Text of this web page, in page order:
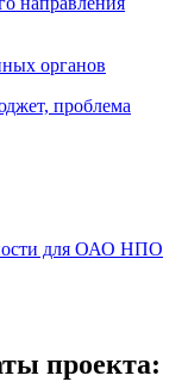
органов
проблема
для ОАО НПО
проекта: